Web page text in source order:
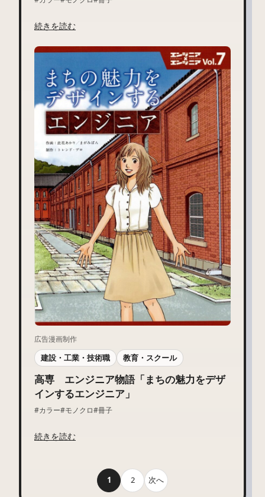
続きを読む
広告漫画制作
建設・工業・技術職 教育・スクール
高専 エンジニア物語「まちの魅力をデザ
インするエンジニア」
#カラー#モノクロ#冊子
続きを読む
1 2 次へ